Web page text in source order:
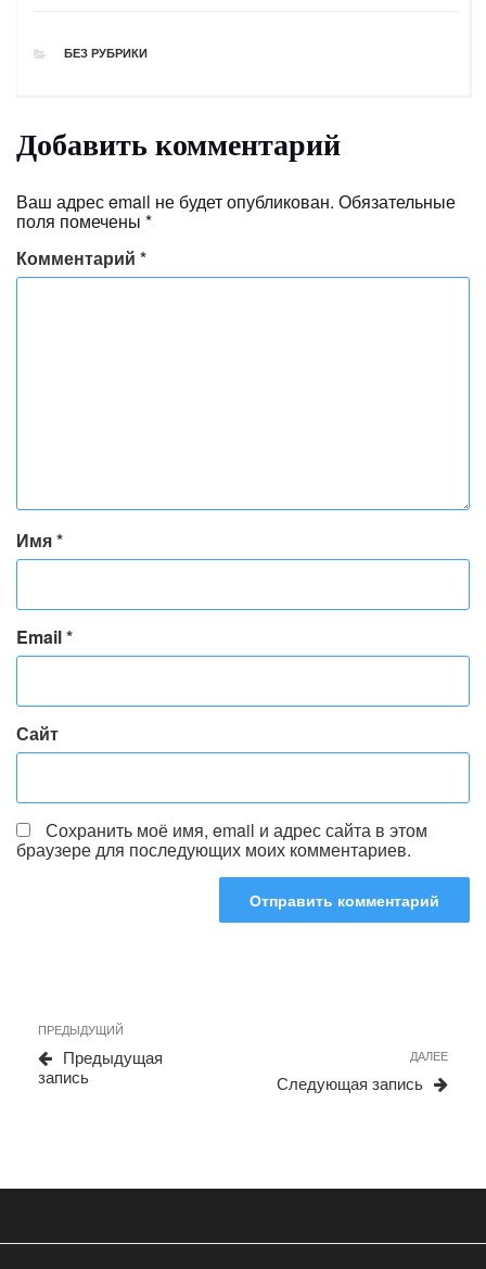
РУБРИКИ
БЕЗ РУБРИКИ
Добавить комментарий
Ваш адрес email не будет опубликован. Обязательные
поля помечены *
Комментарий *
Имя*
Email*
Сайт
Сохранить моё имя, email и адрес сайта в этом
браузере для последующих моих комментариев.
записям
Предыдущая
запись
ПРЕДЫДУЩИЙ
Предыдущая
запись
ДАЛЕЕ
Следующая запись